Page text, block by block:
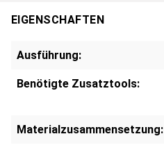
EIGENSCHAFTEN
Ausführung:
Benötigte Zusatztools:
Materialzusammensetzung: